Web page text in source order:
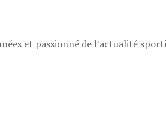
et passionné de l'actualité